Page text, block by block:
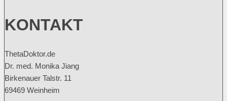
KONTAKT
ThetaDoktor.de
Dr. med. Monika Jiang
Birkenauer Talstr. 11
69469 Weinheim